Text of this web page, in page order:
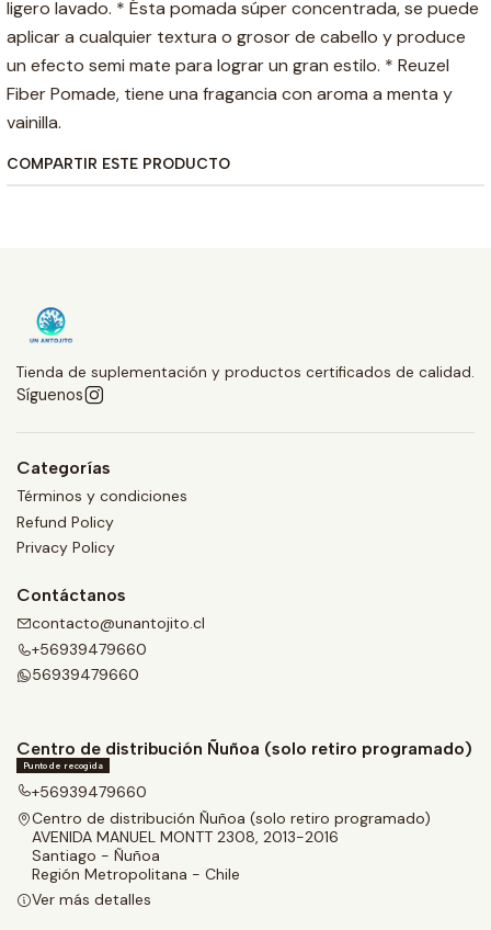
ligero lavado. * Ésta pomada súper concentrada, se puede
aplicar a cualquier textura o grosor de cabello y produce
un efecto semi mate para lograr un gran estilo. * Reuzel
Fiber Pomade, tiene una fragancia con aroma a menta y
vainilla.
COMPARTIR ESTE PRODUCTO
Tienda de suplementación y productos certificados de calidad.
Síguenos
Categorías
Términos y condiciones
Refund Policy
Privacy Policy
Contáctanos
contacto@unantojito.cl
+56939479660
56939479660
Centro de distribución Ñuñoa (solo retiro programado)
Punto de recogida
+56939479660
Centro de distribución Ñuñoa (solo retiro programado)
AVENIDA MANUEL MONTT 2308, 2013-2016
Santiago - Ñuñoa
Región Metropolitana - Chile
Ver más detalles